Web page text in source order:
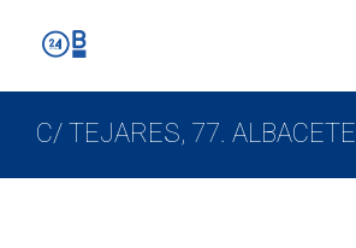
C/ TEJARES, 77. ALBACETE